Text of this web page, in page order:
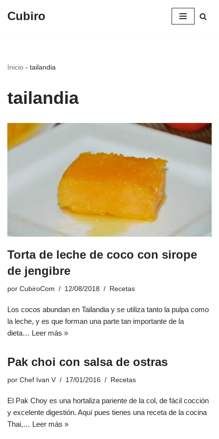
Cubiro
Inicio - tailandia
tailandia
Torta de leche de coco con sirope
de jengibre
por CubiroCom 12/08/2018 Recetas
Los cocos abundan en Tailandia y se utiliza tanto la pulpa como
la leche, y es que forman una parte tan importante de la
dieta… Leer más »
Pak choi con salsa de ostras
por Chef Ivan V 17/01/2016 Recetas
El Pak Choy es una hortaliza pariente de la col, de fácil cocción
y excelente digestión. Aquí pues tienes una receta de la cocina
Thai,… Leer más »